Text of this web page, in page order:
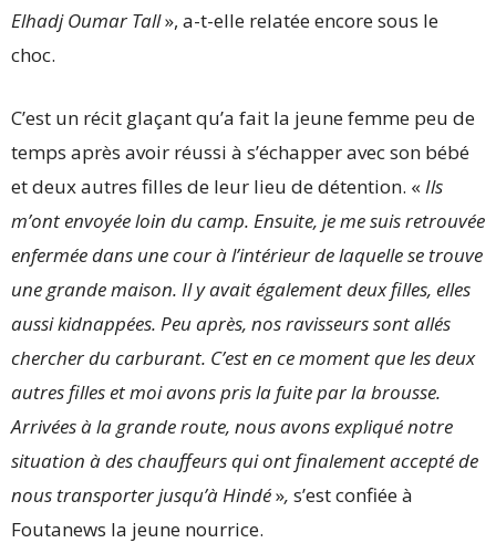
Elhadj Oumar Tall», a-t-elle relatée encore sous le
choc.
C’est un récit glaçant qu’a fait la jeune femme peu de
temps après avoir réussi à s’échapper avec son bébé
et deux autres filles de leur lieu de détention. « Ils
m’ont envoyée loin du camp. Ensuite, je me suis retrouvée
enfermée dans une cour à l’intérieur de laquelle se trouve
une grande maison. Il y avait également deux filles, elles
aussi kidnappées. Peu après, nos ravisseurs sont allés
chercher du carburant. C’est en ce moment que les deux
autres filles et moi avons pris la fuite par la brousse.
Arrivées à la grande route, nous avons expliqué notre
situation à des chauffeurs qui ont finalement accepté de
nous transporter jusqu’à Hindé», s’est confiée à
Foutanews la jeune nourrice.